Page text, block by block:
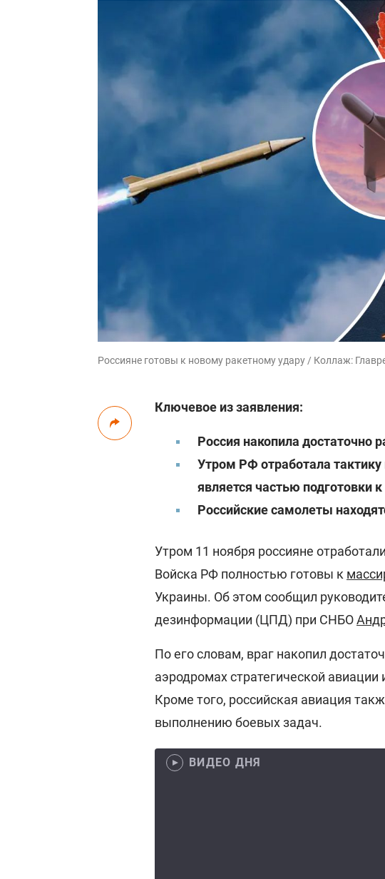
Россияне готовы к новому ракетному удару / Коллаж:
Ключевое из заявления:
Россия накопила достаточно
Утром РФ отработала тактику
является частью подготовки
Российские самолеты
Утром 11 ноября россияне
Войска РФ полностью готовы к
Украины. Об этом сообщил
дезинформации (ЦПД) при СНБО
По его словам, враг накопил
аэродромах стратегической
Кроме того, российская авиация
выполнению боевых задач.
ВИДЕО ДНЯ